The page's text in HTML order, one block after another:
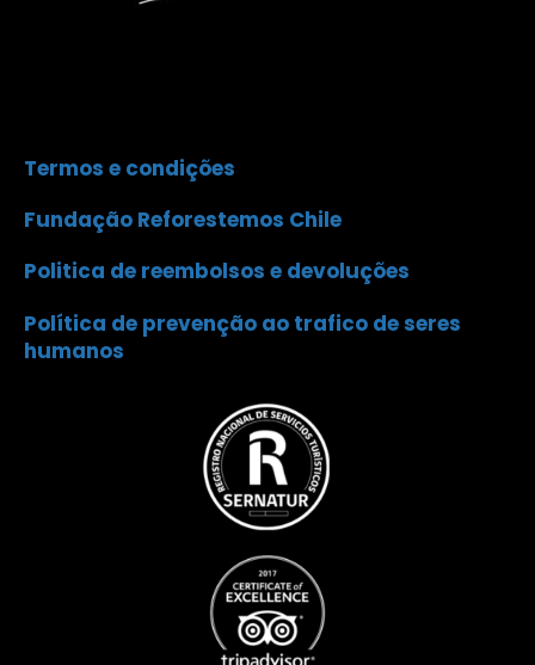
Termos e condições
Fundação Reforestemos Chile
Politica de reembolsos e devoluções
Política de prevenção ao trafico de seres
humanos